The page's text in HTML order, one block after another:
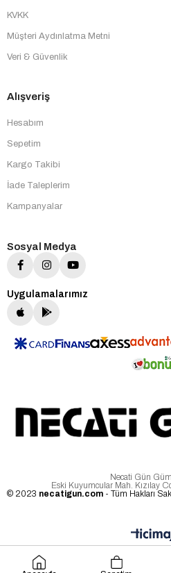
KVKK
Müşteri Aydınlatma Metni
Veri & Güvenlik
Alışveriş
Hesabım
Sepetim
Kargo Takibi
İade Taleplerim
Kampanyalar
Sosyal Medya
Uygulamalarımız
Necati Gün
Eski Kuyumcular Mah. Kızılay
© 2023 necatigun.com - Tüm Hakları